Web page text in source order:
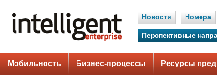
Новости Номера
Перспективные
Мобильность Бизнес-процессы Ресурсы